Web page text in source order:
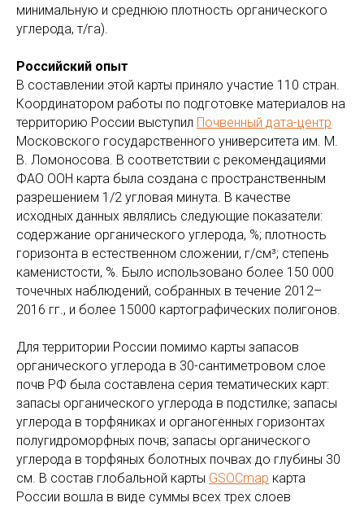
минимальную и среднюю плотность органического
углерода, т/га).
Российский опыт
В составлении этой карты приняло участие 110 стран.
Координатором работы по подготовке материалов на
территорию России выступил Почвенный дата-центр
Московского государственного университета им. М.
В. Ломоносова. В соответствии с рекомендациями
ФАО ООН карта была создана с пространственным
разрешением 1/2 угловая минута. В качестве
исходных данных являлись следующие показатели:
содержание органического углерода, %; плотность
горизонта в естественном сложении, г/см³; степень
каменистости, %. Было использовано более 150 000
точечных наблюдений, собранных в течение 2012–
2016 гг., и более 15000 картографических полигонов.
Для территории России помимо карты запасов
органического углерода в 30-сантиметровом слое
почв РФ была составлена серия тематических карт:
запасы органического углерода в подстилке; запасы
углерода в торфяниках и органогенных горизонтах
полугидроморфных почв; запасы органического
углерода в торфяных болотных почвах до глубины 30
см. В состав глобальной карты GSOCmap карта
России вошла в виде суммы всех трех слоев